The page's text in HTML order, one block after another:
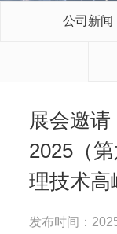
公司新闻
展会邀
2025（
理技术高
发布时间：